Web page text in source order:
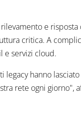
e
critica. A
e servizi cloud.
legacy hanno
rete ogni giorno",